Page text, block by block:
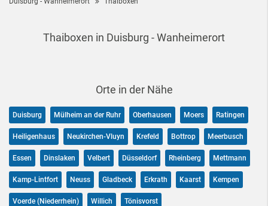
Thaiboxen in Duisburg - Wanheimerort
Orte in der Nähe
Duisburg Mülheim an der Ruhr Oberhausen Moers Ratingen
Heiligenhaus Neukirchen-Vluyn Krefeld Bottrop Meerbusch
Essen Dinslaken Velbert Düsseldorf Rheinberg Mettmann
Kamp-Lintfort Neuss Gladbeck Erkrath Kaarst Kempen
Voerde (Niederrhein) Willich Tönisvorst